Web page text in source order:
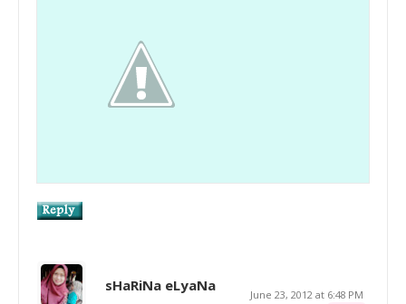
sHaRiNa eLyaNa
June 23, 2012 at 6:48 PM